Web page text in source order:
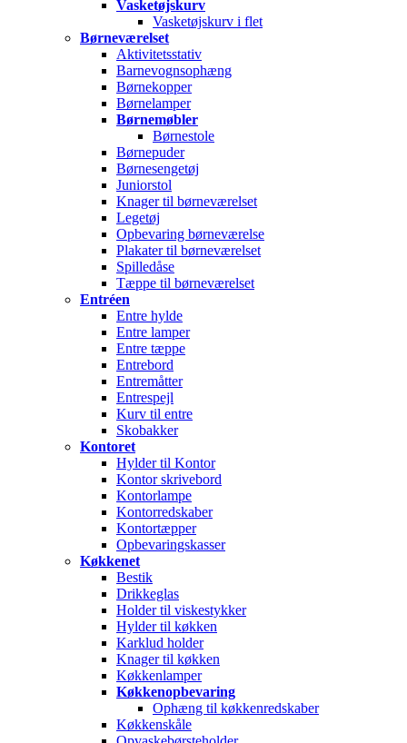
Vasketøjskurv
Vasketøjskurv i flet
Børneværelset
Aktivitetsstativ
Barnevognsophæng
Børnekopper
Børnelamper
Børnemøbler
Børnestole
Børnepuder
Børnesengetøj
Juniorstol
Knager til børneværelset
Legetøj
Opbevaring børneværelse
Plakater til børneværelset
Spilledåse
Tæppe til børneværelset
Entréen
Entre hylde
Entre lamper
Entre tæppe
Entrebord
Entremåtter
Entrespejl
Kurv til entre
Skobakker
Kontoret
Hylder til Kontor
Kontor skrivebord
Kontorlampe
Kontorredskaber
Kontortæpper
Opbevaringskasser
Køkkenet
Bestik
Drikkeglas
Holder til viskestykker
Hylder til køkken
Karklud holder
Knager til køkken
Køkkenlamper
Køkkenopbevaring
Ophæng til køkkenredskaber
Køkkenskåle